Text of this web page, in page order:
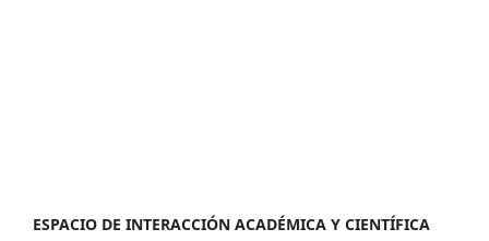
ESPACIO DE INTERACCIÓN ACADÉMICA Y CIENTÍFICA